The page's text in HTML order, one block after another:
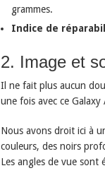
grammes.
Indice de
2. Image et
Il ne fait plus aucun
une fois avec ce Galaxy
Nous avons droit ici à
couleurs, des noirs
Les angles de vue sont